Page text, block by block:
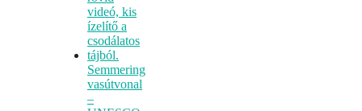
Semmering
vasútvonal
–